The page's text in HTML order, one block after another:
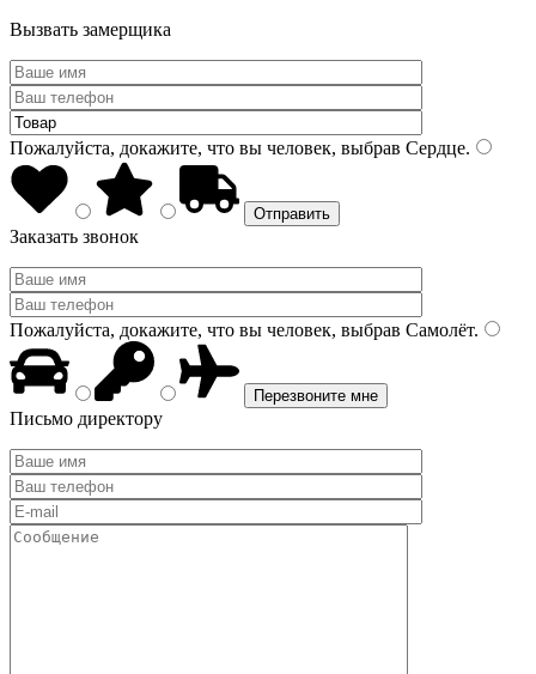
Вызвать замерщика
Пожалуйста, докажите, что вы человек, выбрав Сердце.
Заказать звонок
Пожалуйста, докажите, что вы человек, выбрав Самолёт.
Письмо директору